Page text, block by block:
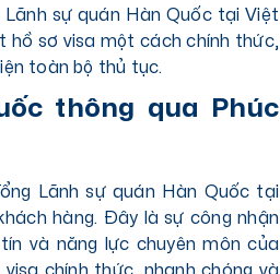
sự quán Hàn Quốc tại Việt
hồ sơ visa một cách chính thức,
toàn bộ thủ tục.
thông qua Phúc
Lãnh sự quán Hàn Quốc tại
hàng. Đây là sự công nhận
và năng lực chuyên môn của